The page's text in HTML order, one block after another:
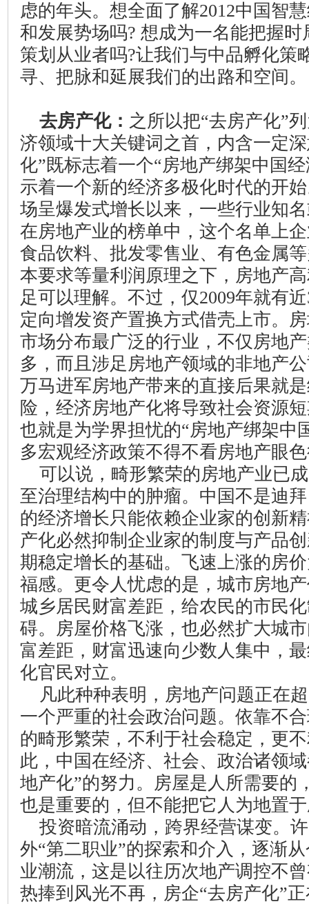
虑的年头。想全面了解2012中国智
和发展势场吗? 想成为一名能把握
策划从业者吗?让我们与中品孵化策
寻、把脉和延展我们的出路和空间。
去房产化： 之所以把“去房产化”
济领域十大关键词之首，内含一定
化”既标志着一个“房地产绑架中国
示着一个新的经济多极化时代的开
场呈爆发式增长以来，一些行业知
在房地产业的榜单中，这个名单上
食品饮料、批发零售业、有色金属
本要求等量利润原理之下，房地产
足可以理解。不过，仅2009年就有近
定向增发资产置换方式借壳上市。
市场分布最广泛的行业，不仅房地
多，而且涉足房地产领域的非地产
万马进军房地产带来的直接后果就
险，经济房地产化将导致社会资源
也就是为学界担忧的“房地产绑架中
多宏观经济政策不得不看房地产眼
可以说，畸形繁荣的房地产业已
至治理结构中的肿瘤。中国不是迪
的经济增长只能依赖企业家的创新
产化必然抑制企业家的制度与产品
期稳定增长的基础。飞速上涨的房
福感。更令人忧虑的是，城市房地
城乡居民财富差距，给农民的市民
碍。房屋价格飞涨，也必然扩大城
富差距，财富迅速向少数人集中，
化官民对立。
凡此种种表明，房地产问题正在
一个严重的社会政治问题。依靠不
的畸形繁荣，不利于社会稳定，更
此，中国在经济、社会、政治诸领
地产化”的努力。房屋是人所需要的
也是重要的，但不能把它人为地置
投资暗流涌动，跨界经营谋变。
外“第二职业”的探索和介入，逐渐
业潮流，这是以往历次地产调控不
热捧到风光不再，房企“去房产化”